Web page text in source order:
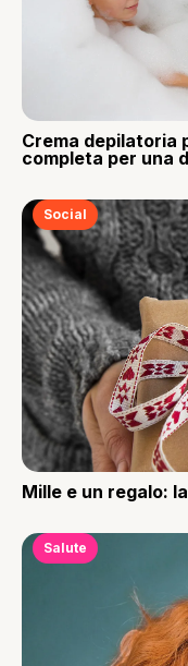
Crema depilatoria
completa per una
Social
Mille e un regalo:
Salute